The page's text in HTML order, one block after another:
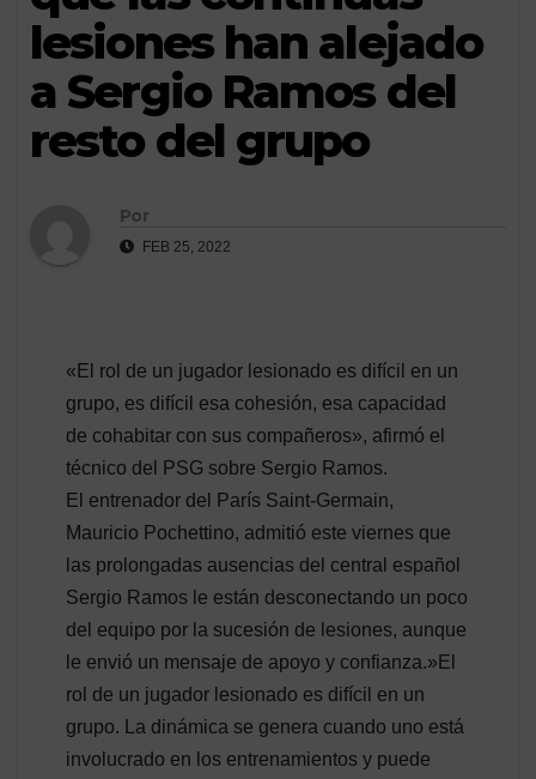
lesiones han alejado
a Sergio Ramos del
resto del grupo
Por
FEB 25, 2022
«El rol de un jugador lesionado es difícil en un
grupo, es difícil esa cohesión, esa capacidad
de cohabitar con sus compañeros», afirmó el
técnico del PSG sobre Sergio Ramos.
El entrenador del París Saint-Germain,
Mauricio Pochettino, admitió este viernes que
las prolongadas ausencias del central español
Sergio Ramos le están desconectando un poco
del equipo por la sucesión de lesiones, aunque
le envió un mensaje de apoyo y confianza.»El
rol de un jugador lesionado es difícil en un
grupo. La dinámica se genera cuando uno está
involucrado en los entrenamientos y puede